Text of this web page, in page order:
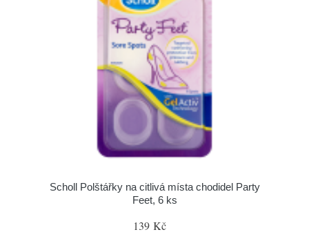
Scholl Polštářky na citlivá místa chodidel Party
Feet, 6 ks
139 Kč